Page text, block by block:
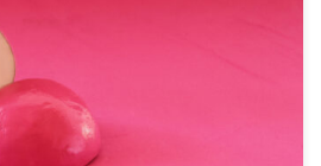
que nos producen los
emociones son fáciles de transmitir a
rostro con lágrimas nos produce